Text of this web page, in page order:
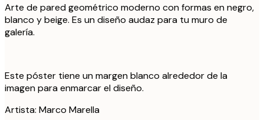
Arte de pared geométrico moderno con formas en negro,
blanco y beige. Es un diseño audaz para tu muro de
galería.
Este póster tiene un margen blanco alrededor de la
imagen para enmarcar el diseño.
Artista: Marco Marella